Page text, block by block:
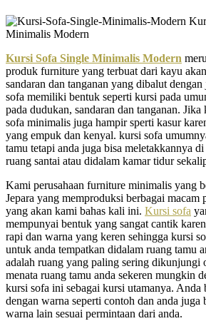
Kursi Sofa Single Minimalis Modern
produk furniture yang terbuat dari kayu
sandaran dan tanganan yang dibalut
sofa memiliki bentuk seperti kursi pada
pada dudukan, sandaran dan tanganan.
sofa minimalis juga hampir sperti kasur
yang empuk dan kenyal. kursi sofa
tamu tetapi anda juga bisa meletakkannya
ruang santai atau didalam kamar tidur
Kami perusahaan furniture minimalis yang
Jepara yang memproduksi berbagai macam
yang akan kami bahas kali ini. Kursi sofa
mempunyai bentuk yang sangat cantik
rapi dan warna yang keren sehingga kursi
untuk anda tempatkan didalam ruang tamu
adalah ruang yang paling sering dikunjungi
menata ruang tamu anda sekeren mungkin
kursi sofa ini sebagai kursi utamanya. Anda
dengan warna seperti contoh dan anda juga
warna lain sesuai permintaan dari anda.